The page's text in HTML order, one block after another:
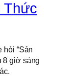
Thức
“Sản
8 giờ sáng